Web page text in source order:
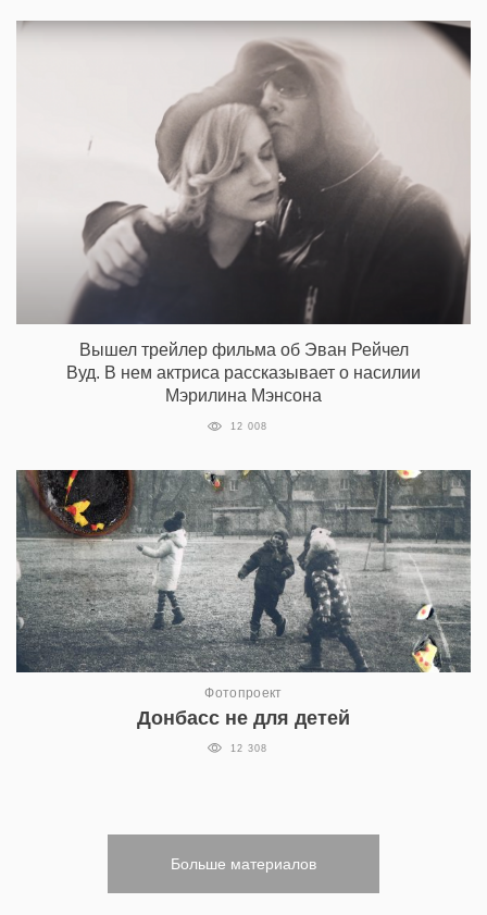
Вышел трейлер фильма об Эван Рейчел
Вуд. В нем актриса рассказывает о насилии
Мэрилина Мэнсона
12 008
Фотопроект
Донбасс не для детей
12 308
Больше материалов